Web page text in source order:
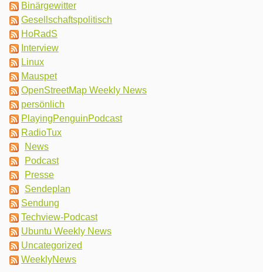
Binärgewitter
Gesellschaftspolitisch
HoRadS
Interview
Linux
Mauspet
OpenStreetMap Weekly News
persönlich
PlayingPenguinPodcast
RadioTux
News
Podcast
Presse
Sendeplan
Sendung
Techview-Podcast
Ubuntu Weekly News
Uncategorized
WeeklyNews